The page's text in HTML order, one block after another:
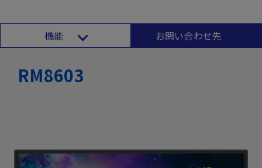
機能 お問い合わせ先
RM8603